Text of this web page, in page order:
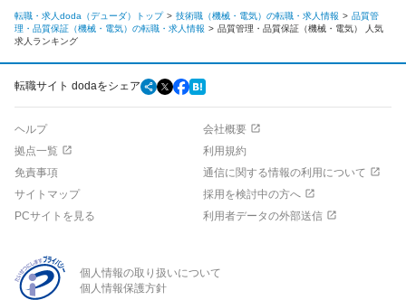
転職・求人doda（デューダ）トップ 技術職（機械・電気）の転職・求人情報
品質管
理・品質保証（機械・電気）の転職・求人情報
品質管理・品質保証（機械・電気）
人気
求人ランキング
転職サイト dodaをシェア
ヘルプ
会社概要
拠点一覧
利用規約
免責事項
通信に関する情報の利用について
サイトマップ
採用を検討中の方へ
PCサイトを見る
利用者データの外部送信
個人情報の取り扱いについて
個人情報保護方針